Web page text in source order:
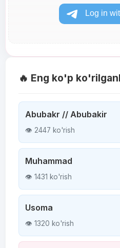
🔥 Eng ko'p
Abubakr // Abubakir
👁 2447 ko'rish
Muhammad
👁 1431 ko'rish
Usoma
👁 1320 ko'rish